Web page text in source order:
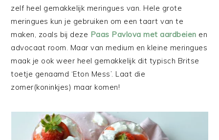
zelf heel gemakkelijk meringues van. Hele grote
meringues kun je gebruiken om een taart van te
maken, zoals bij deze Paas Pavlova met aardbeien en
advocaat room. Maar van medium en kleine meringues
maak je ook weer heel gemakkelijk dit typisch Britse
toetje genaamd ‘Eton Mess’. Laat die
zomer(koninkjes) maar komen!